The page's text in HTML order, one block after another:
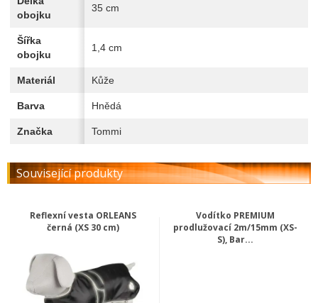
obojku
35 cm
Šířka
obojku
1,4 cm
Materiál Kůže
Barva Hnědá
Značka Tommi
Související produkty
Reflexní vesta ORLEANS
černá (XS 30 cm)
Vodítko PREMIUM
prodlužovací 2m/15mm (XS-
S), Bar...